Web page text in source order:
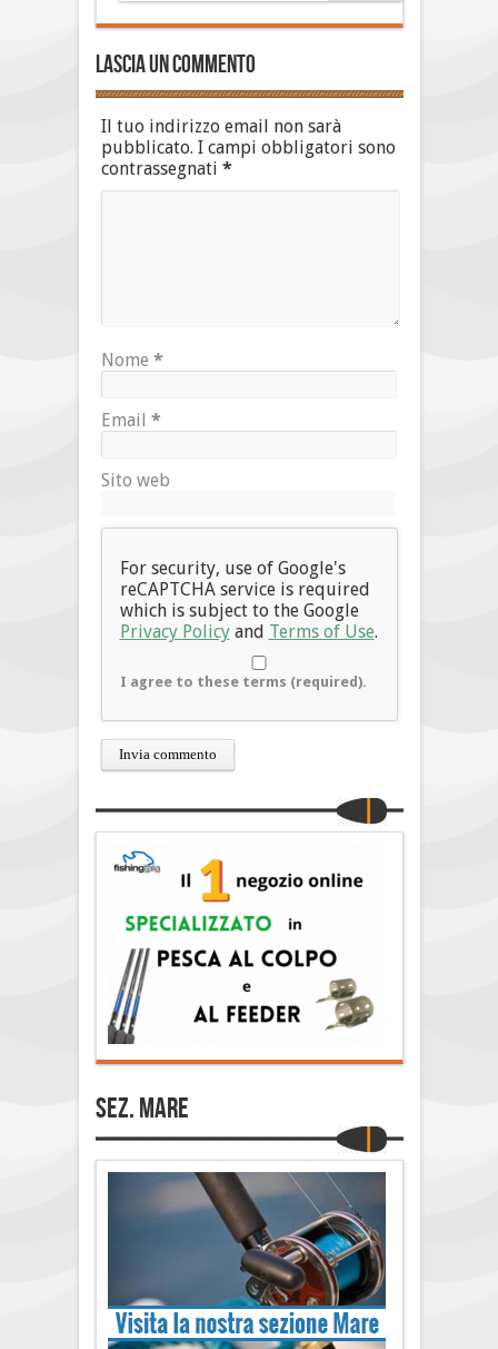
Lascia un commento
Il tuo indirizzo email non sarà
pubblicato. I campi obbligatori sono
contrassegnati *
Nome *
Email *
Sito web
For security, use of Google's
reCAPTCHA service is required
which is subject to the Google
Privacy Policyand Terms of Use.
I agree to these terms (required).
Sez. Mare